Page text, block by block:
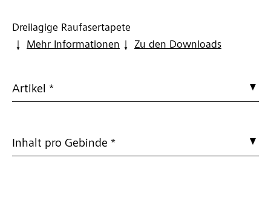
Dreilagige Raufasertapete
Mehr Informationen
Zu den Downloads
Artikel *
Inhalt pro Gebinde *